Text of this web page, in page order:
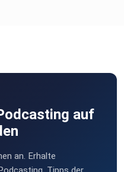
auf
an. Erhalte